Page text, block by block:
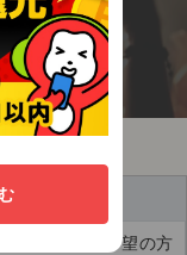
トの購入をご希望の方